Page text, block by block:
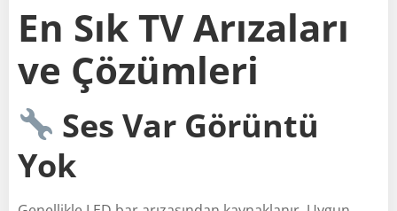
En Sık TV Arızaları
ve Çözümleri
Ses Var Görüntü
Yok